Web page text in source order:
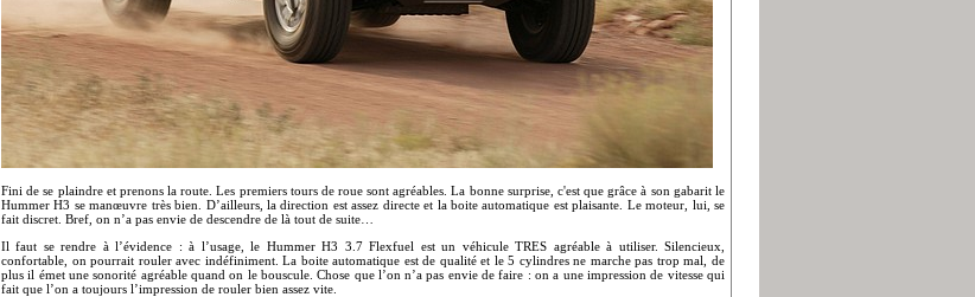
Fini de se plaindre et prenons la route. Les premiers tours de roue sont agréables. La bonne surprise, c'est que grâce à son gabarit le
Hummer H3 se manœuvre très bien. D’ailleurs, la direction est assez directe et la boite automatique est plaisante. Le moteur, lui, se
fait discret. Bref, on n’a pas envie de descendre de là tout de suite…
Il faut se rendre à l’évidence : à l’usage, le Hummer H3 3.7 Flexfuel est un véhicule TRES agréable à utiliser. Silencieux,
confortable, on pourrait rouler avec indéfiniment. La boite automatique est de qualité et le 5 cylindres ne marche pas trop mal, de
plus il émet une sonorité agréable quand on le bouscule. Chose que l’on n’a pas envie de faire : on a une impression de vitesse qui
fait que l’on a toujours l’impression de rouler bien assez vite.